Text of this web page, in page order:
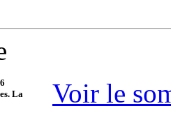
La
Voir le